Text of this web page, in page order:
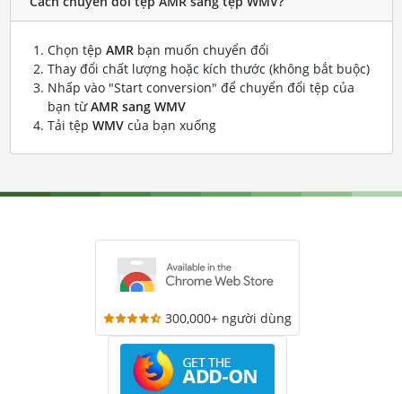
Chọn tệp AMRbạn muốn chuyển đổi
Thay đổi chất lượng hoặc kích thước (không bắt buộc)
Nhấp vào "Start conversion" để chuyển đổi tệp của
bạn từAMR sang WMV
Tải tệp WMVcủa bạn xuống
300,000+ người dùng